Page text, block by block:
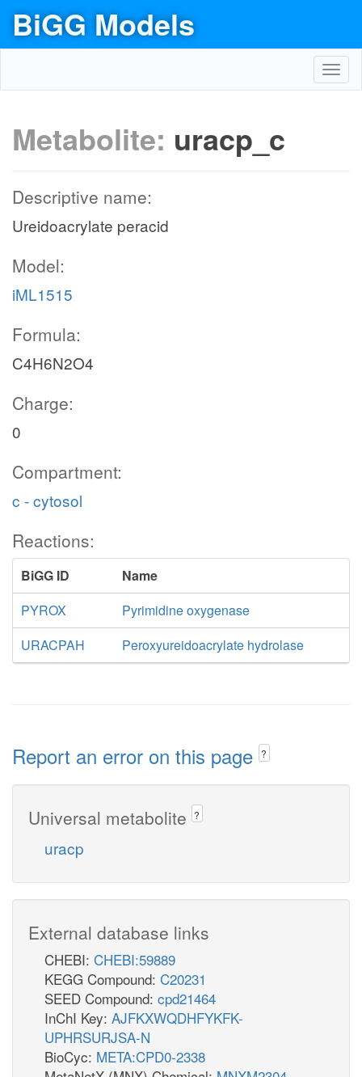
BiGG Models
Metabolite: uracp_c
Descriptive name:
Ureidoacrylate peracid
Model:
iML1515
Formula:
C4H6N2O4
Charge:
0
Compartment:
c - cytosol
Reactions:
BiGG ID
Name
PYROX
Pyrimidine oxygenase
URACPAH
Peroxyureidoacrylate hydrolase
Report an error on this page ?
Universal metabolite ?
uracp
External database links
CHEBI: CHEBI:59889
KEGG Compound: C20231
SEED Compound: cpd21464
InChI Key: AJFKXWQDHFYKFK-
UPHRSURJSA-N
BioCyc: META:CPD0-2338